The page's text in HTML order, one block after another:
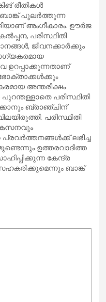
രീതികൾ
ബാങ്ക് പുലർത്തുന്ന
അംഗീകാരം. ഊർജ
പരിസ്ഥിതി
ജീവനക്കാർക്കും
ഉറപ്പാക്കുന്നതാണ്
അന്തരീക്ഷം
പരിസ്ഥിതി
ബ്രാഞ്ചിന്
പരിസ്ഥിതി
പ്രവർത്തനങ്ങൾക്ക് ലഭിച്ച
ഉത്തരവാദിത്ത
കേന്ദ്ര
ബാങ്ക്